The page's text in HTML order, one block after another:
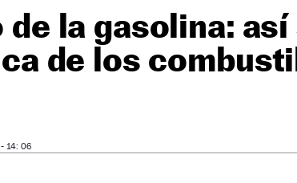
la gasolina:
de los
- 14: 06